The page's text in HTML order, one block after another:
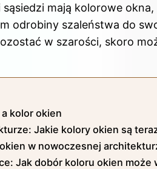
mają kolorowe
odrobiny szaleństwa do
w szarości, skoro
kolor okien
Jakie kolory okien są
w nowoczesnej
Jak dobór koloru okien może